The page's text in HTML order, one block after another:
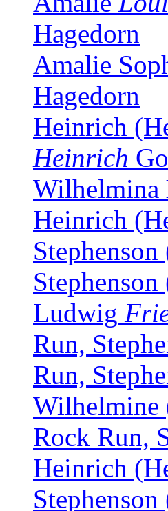
Hagedorn
Amalie
Hagedorn
Heinrich
Heinrich
Wilhelmina
Heinrich
Ludwig
Run,
Run,
Rock Run,
Heinrich